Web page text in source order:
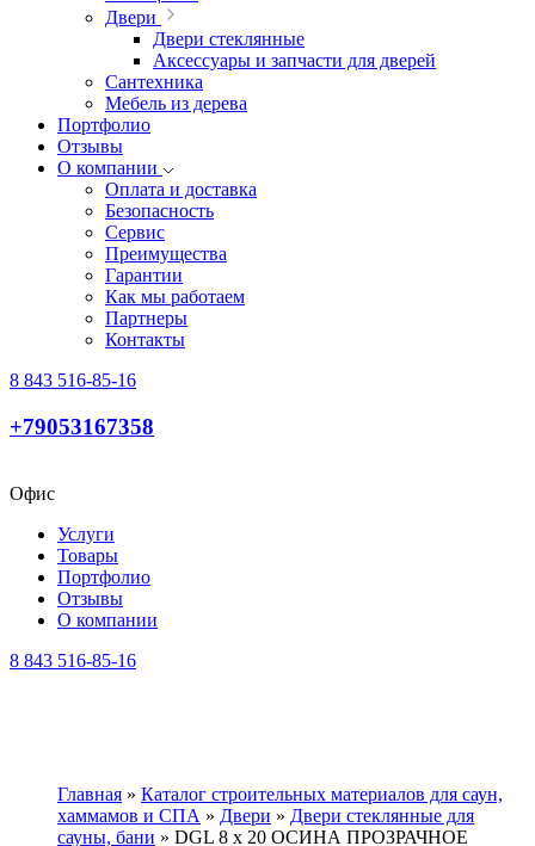
Двери
Двери стеклянные
Аксессуары и запчасти для дверей
Сантехника
Мебель из дерева
Портфолио
Отзывы
О компании
Оплата и доставка
Безопасность
Сервис
Преимущества
Гарантии
Как мы работаем
Партнеры
Контакты
8 843 516-85-16
+79053167358
Офис
Услуги
Товары
Портфолио
Отзывы
О компании
8 843 516-85-16
Главная » Каталог строительных материалов для саун,
хаммамов и СПА » Двери » Двери стеклянные для
сауны, бани » DGL 8 x 20 ОСИНА ПРОЗРАЧНОЕ